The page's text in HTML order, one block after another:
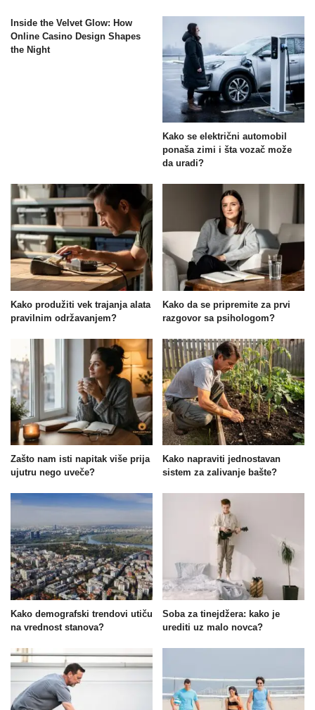
Inside the Velvet Glow: How
Online Casino Design Shapes
the Night
Kako se električni automobil
ponaša zimi i šta vozač može
da uradi?
Kako produžiti vek trajanja alata
pravilnim održavanjem?
Kako da se pripremite za prvi
razgovor sa psihologom?
Zašto nam isti napitak više prija
ujutru nego uveče?
Kako napraviti jednostavan
sistem za zalivanje bašte?
Kako demografski trendovi utiču
na vrednost stanova?
Soba za tinejdžera: kako je
urediti uz malo novca?